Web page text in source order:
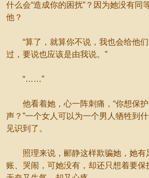
什么会“造成你的困扰”？因为她没有同
他？
“算了，就算你不说，我也会给他们
过，要说也应该是由我说。”
“……”
他看着她，心一阵刺痛，“你想保护
声？”一个女人可以为一个男人牺牲到
见识到了。
照理来说，郦静这样欺骗她，她有
账、哭闹，可她没有，却还只想着要保